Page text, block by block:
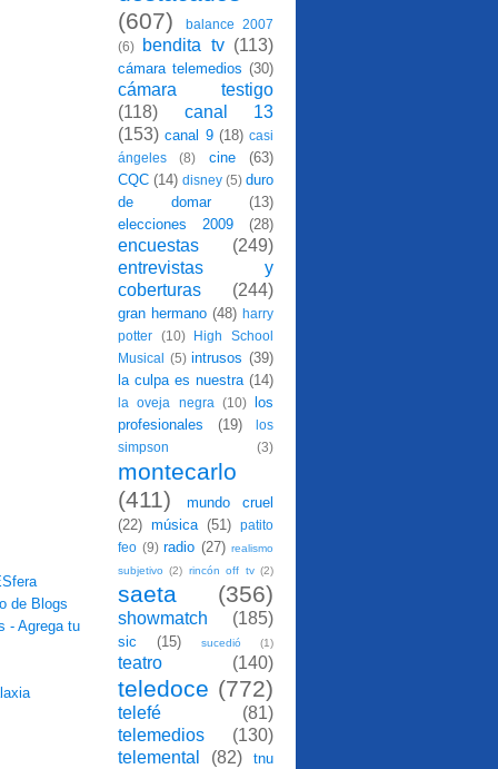
(607)
balance 2007
(6)
bendita tv (113)
cámara telemedios (30)
cámara testigo
(118)
canal 13
(153) canal 9 (18) casi
ángeles
(8) cine
(63)
CQC (14) disney (5) duro
de domar
(13)
elecciones 2009
(28)
encuestas
(249)
entrevistas y
coberturas
(244)
gran hermano (48) harry
potter
(10)
High School
Musical
(5) intrusos (39)
la culpa es nuestra (14)
la oveja negra (10)
los
profesionales
(19)
los
simpson
(3)
montecarlo
(411)
mundo cruel
(22) música (51)
patito
feo (9) radio (27) realismo
subjetivo (2) rincón off tv (2)
saeta (356)
showmatch (185)
sic (15) sucedió (1)
teatro (140)
teledoce (772)
telefé
(81)
telemedios
(130)
telemental
(82) tnu